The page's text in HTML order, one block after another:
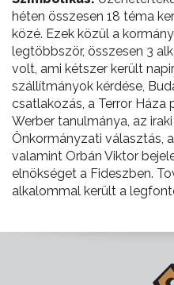
héten összesen 18 téma
közé. Ezek közül a
legtöbbször, összesen 3
volt, ami kétszer került
szállítmányok kérdése,
csatlakozás, a Terror Háza
Werber tanulmánya, az
Önkormányzati választás,
valamint Orbán Viktor
elnökséget a Fideszben.
alkalommal került a